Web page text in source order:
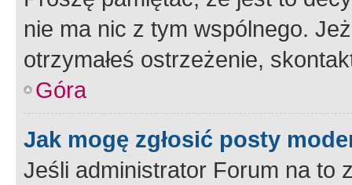
nie ma nic z tym wspólnego.
otrzymałeś ostrzeżenie,
Góra
Jak mogę zgłosić posty
Jeśli administrator Forum na to